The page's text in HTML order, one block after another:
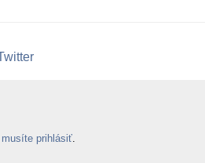
musíte prihlásiť